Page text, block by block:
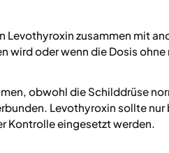
Levothyroxin zusammen mit
wird oder wenn die Dosis
obwohl die Schilddrüse
Levothyroxin sollte
Kontrolle eingesetzt werden.